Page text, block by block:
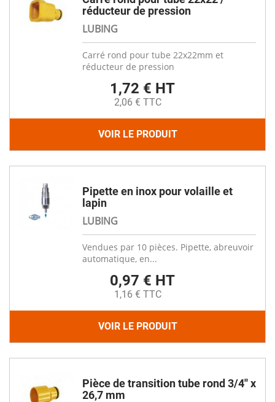
réducteur de pression
LUBING
Carré rond pour tube 22x22mm et
réducteur de pression
1,72 € HT
2,06 € TTC
VOIR LE PRODUIT
Pipette en inox pour volaille et
lapin
LUBING
Vendues par 10 pièces. Pipette, abreuvoir
automatique, en...
0,97 € HT
1,16 € TTC
VOIR LE PRODUIT
Pièce de transition tube rond 3/4'' x
26,7 mm